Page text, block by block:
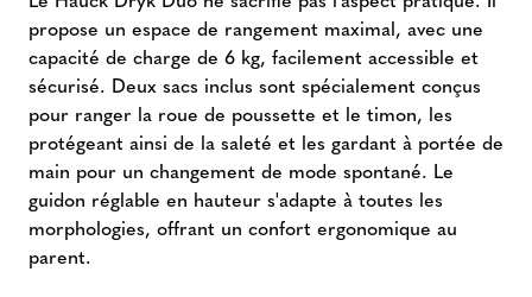
propose un espace de rangement maximal, avec une
capacité de charge de 6 kg, facilement accessible et
sécurisé. Deux sacs inclus sont spécialement conçus
pour ranger la roue de poussette et le timon, les
protégeant ainsi de la saleté et les gardant à portée de
main pour un changement de mode spontané. Le
guidon réglable en hauteur s'adapte à toutes les
morphologies, offrant un confort ergonomique au
parent.